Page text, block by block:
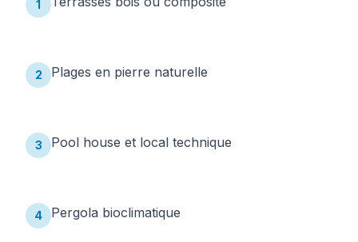
1
2 Plages en pierre naturelle
3 Pool house et local technique
4 Pergola bioclimatique